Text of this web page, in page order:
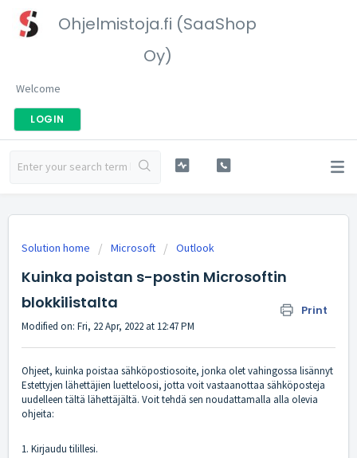
Ohjelmistoja.fi (SaaShop
Oy)
Welcome
LOGIN
Solution home Microsoft Outlook
Kuinka poistan s-postin Microsoftin
blokkilistalta
Print
Modified on: Fri, 22 Apr, 2022 at 12:47 PM
Ohjeet, kuinka poistaa sähköpostiosoite, jonka olet vahingossa lisännyt
Estettyjen lähettäjien luetteloosi, jotta voit vastaanottaa sähköposteja
uudelleen tältä lähettäjältä. Voit tehdä sen noudattamalla alla olevia
ohjeita:
1. Kirjaudu tilillesi.